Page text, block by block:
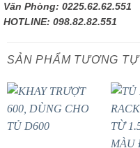
Văn Phòng: 0225.62.62.551
HOTLINE: 098.82.82.551
SẢN PHẨM TƯƠNG TỰ